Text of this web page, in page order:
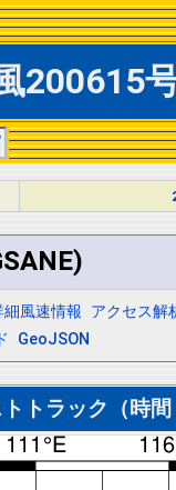
200615
細風速情報 アクセス解
GeoJSON
トラック（時